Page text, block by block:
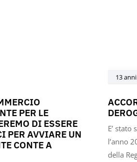
PER LE
DI ESSERE
PER AVVIARE UN
CONTE A
13
E’
l’anno
della